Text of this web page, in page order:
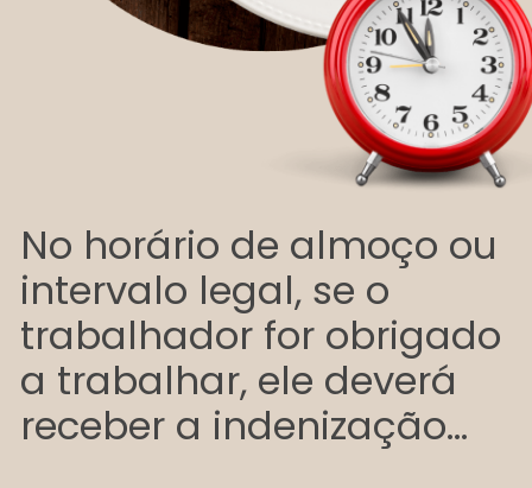
No horário de almoço ou
intervalo legal, se o
trabalhador for obrigado
a trabalhar, ele deverá
receber a indenização...